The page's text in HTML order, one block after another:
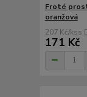
Froté
oranžová
207 Kč/ks
171 Kč